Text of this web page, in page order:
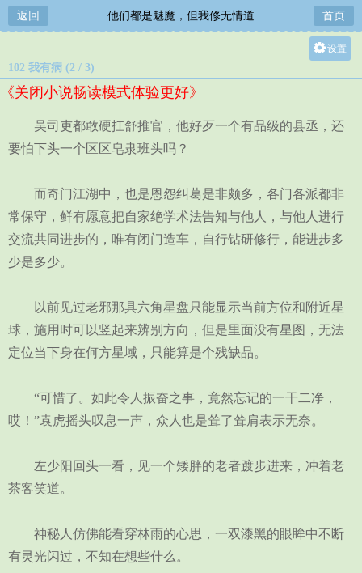
返回 他们都是魅魔，但我修无情道 首页
设置
中
102 我有病 (2 / 3)
《关闭小说畅读模式体验更好》
吴司吏都敢硬扛舒推官，他好歹一个有品级的县丞，还
要怕下头一个区区皂隶班头吗？
而奇门江湖中，也是恩怨纠葛是非颇多，各门各派都非
常保守，鲜有愿意把自家绝学术法告知与他人，与他人进行
交流共同进步的，唯有闭门造车，自行钻研修行，能进步多
少是多少。
以前见过老邪那具六角星盘只能显示当前方位和附近星
球，施用时可以竖起来辨别方向，但是里面没有星图，无法
定位当下身在何方星域，只能算是个残缺品。
“可惜了。如此令人振奋之事，竟然忘记的一干二净，
哎！”袁虎摇头叹息一声，众人也是耸了耸肩表示无奈。
左少阳回头一看，见一个矮胖的老者踱步进来，冲着老
茶客笑道。
神秘人仿佛能看穿林雨的心思，一双漆黑的眼眸中不断
有灵光闪过，不知在想些什么。